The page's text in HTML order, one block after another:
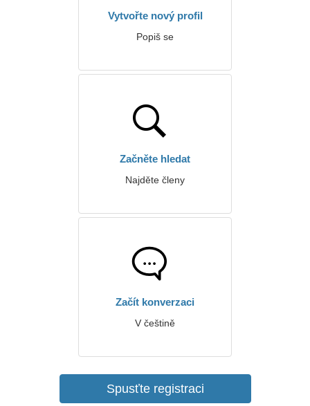
Vytvořte nový profil
Popiš se
Začněte hledat
Najděte členy
Začít konverzaci
V češtině
Spusťte registraci